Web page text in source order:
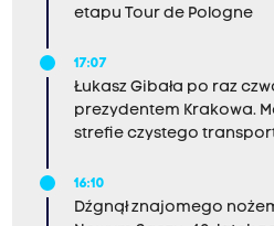
etapu Tour de Pologne
17:07
Łukasz Gibała po raz
prezydentem Krakowa.
strefie czystego
16:10
Dźgnął znajomego